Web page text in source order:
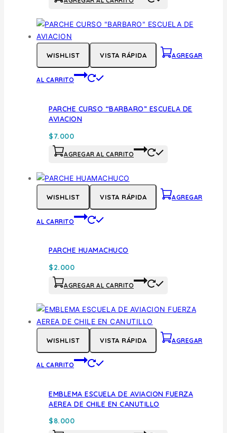
WISHLIST VISTA RÁPIDA AGREGAR
AL CARRITO
PARCHE CURSO “BARBARO” ESCUELA DE
AVIACION
$7.000
AGREGAR AL CARRITO
WISHLIST VISTA RÁPIDA AGREGAR
AL CARRITO
PARCHE HUAMACHUCO
$2.000
AGREGAR AL CARRITO
WISHLIST VISTA RÁPIDA AGREGAR
AL CARRITO
EMBLEMA ESCUELA DE AVIACION FUERZA
AEREA DE CHILE EN CANUTILLO
$8.000